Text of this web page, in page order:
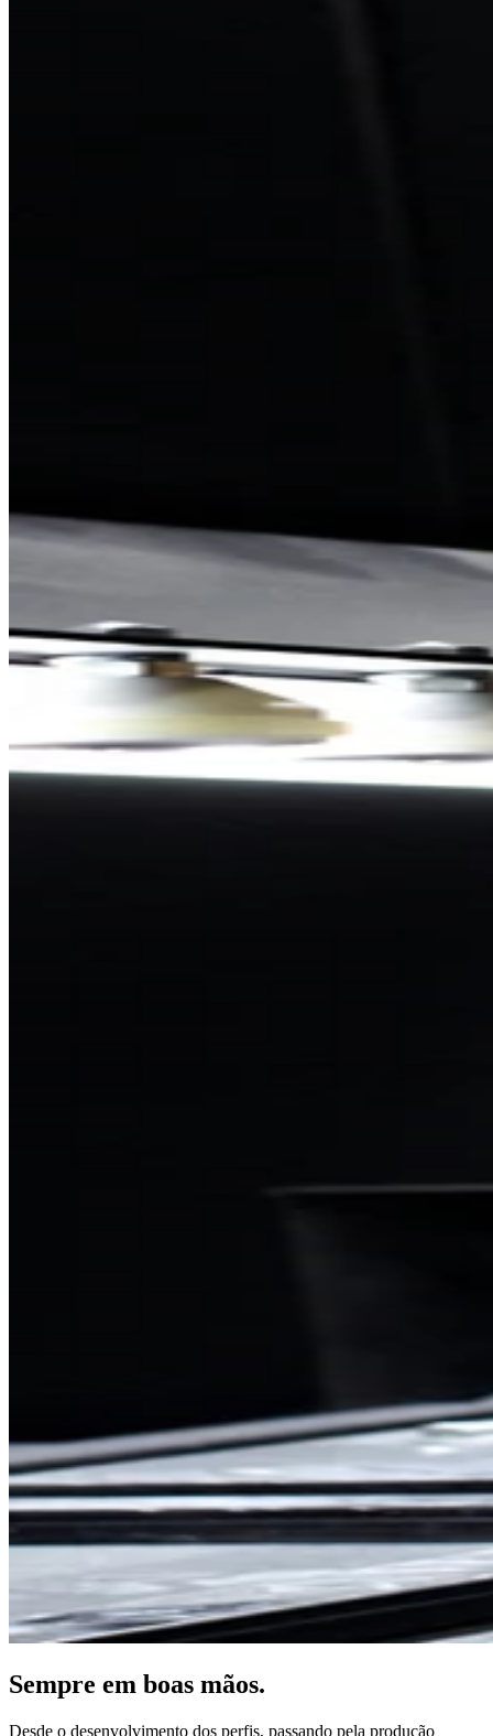
Sempre em boas mãos.
Desde o desenvolvimento dos perfis, passando pela produção